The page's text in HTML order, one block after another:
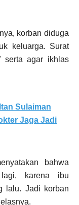
korban diduga
keluarga. Surat
serta agar ikhlas
Sulaiman
Jaga Jadi
bahwa
karena ibu
lalu. Jadi korban